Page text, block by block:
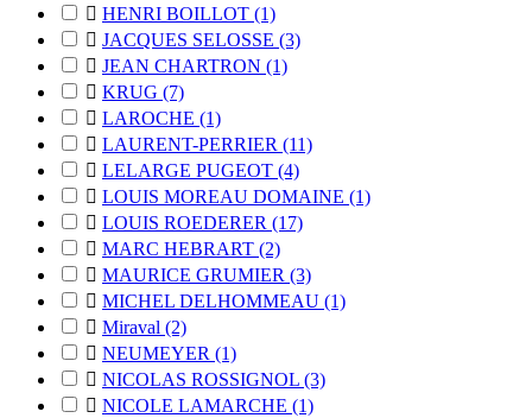
 HENRI BOILLOT (1)
 JACQUES SELOSSE (3)
 JEAN CHARTRON (1)
 KRUG (7)
 LAROCHE (1)
 LAURENT-PERRIER (11)
 LELARGE PUGEOT (4)
 LOUIS MOREAU DOMAINE (1)
 LOUIS ROEDERER (17)
 MARC HEBRART (2)
 MAURICE GRUMIER (3)
 MICHEL DELHOMMEAU (1)
 Miraval (2)
 NEUMEYER (1)
 NICOLAS ROSSIGNOL (3)
 NICOLE LAMARCHE (1)